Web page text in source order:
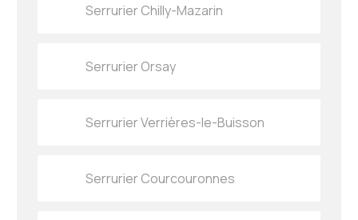
Serrurier Chilly-Mazarin
Serrurier Orsay
Serrurier Verrières-le-Buisson
Serrurier Courcouronnes